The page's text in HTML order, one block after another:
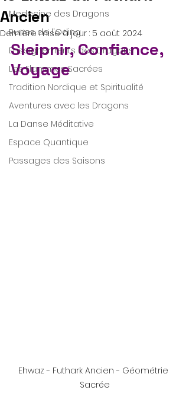
Medecine des Dragons
Runes de l'Oding
Enseignements des Dragons
Les Flammes Sacrées
Tradition Nordique et Spiritualité
Aventures avec les Dragons
La Danse Méditative
Espace Quantique
Passages des Saisons
Ancien
Dernière mise à jour : 5 août 2024
Sleipnir, Confiance,
Voyage
Ehwaz - Futhark Ancien - Géométrie
Sacrée